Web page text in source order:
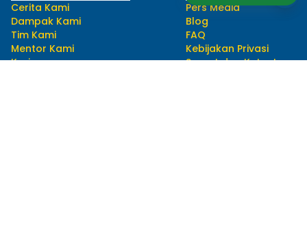
Cerita Kami
Dampak Kami
Tim Kami
Mentor Kami
Karir
Pers Media
Blog
FAQ
Kebijakan Privasi
Syarat dan Ketentuan